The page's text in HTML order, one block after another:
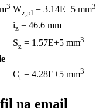
3 Wz,pl = 3.14E+5 mm3
iz = 46.6 mm
Sz = 1.57E+5 mm3
Ct = 4.28E+5 mm3
na email